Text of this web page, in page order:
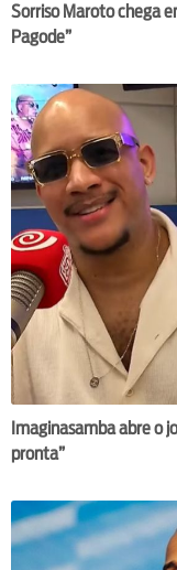
Sorriso Maroto chega
Pagode”
Imaginasamba abre o
pronta”